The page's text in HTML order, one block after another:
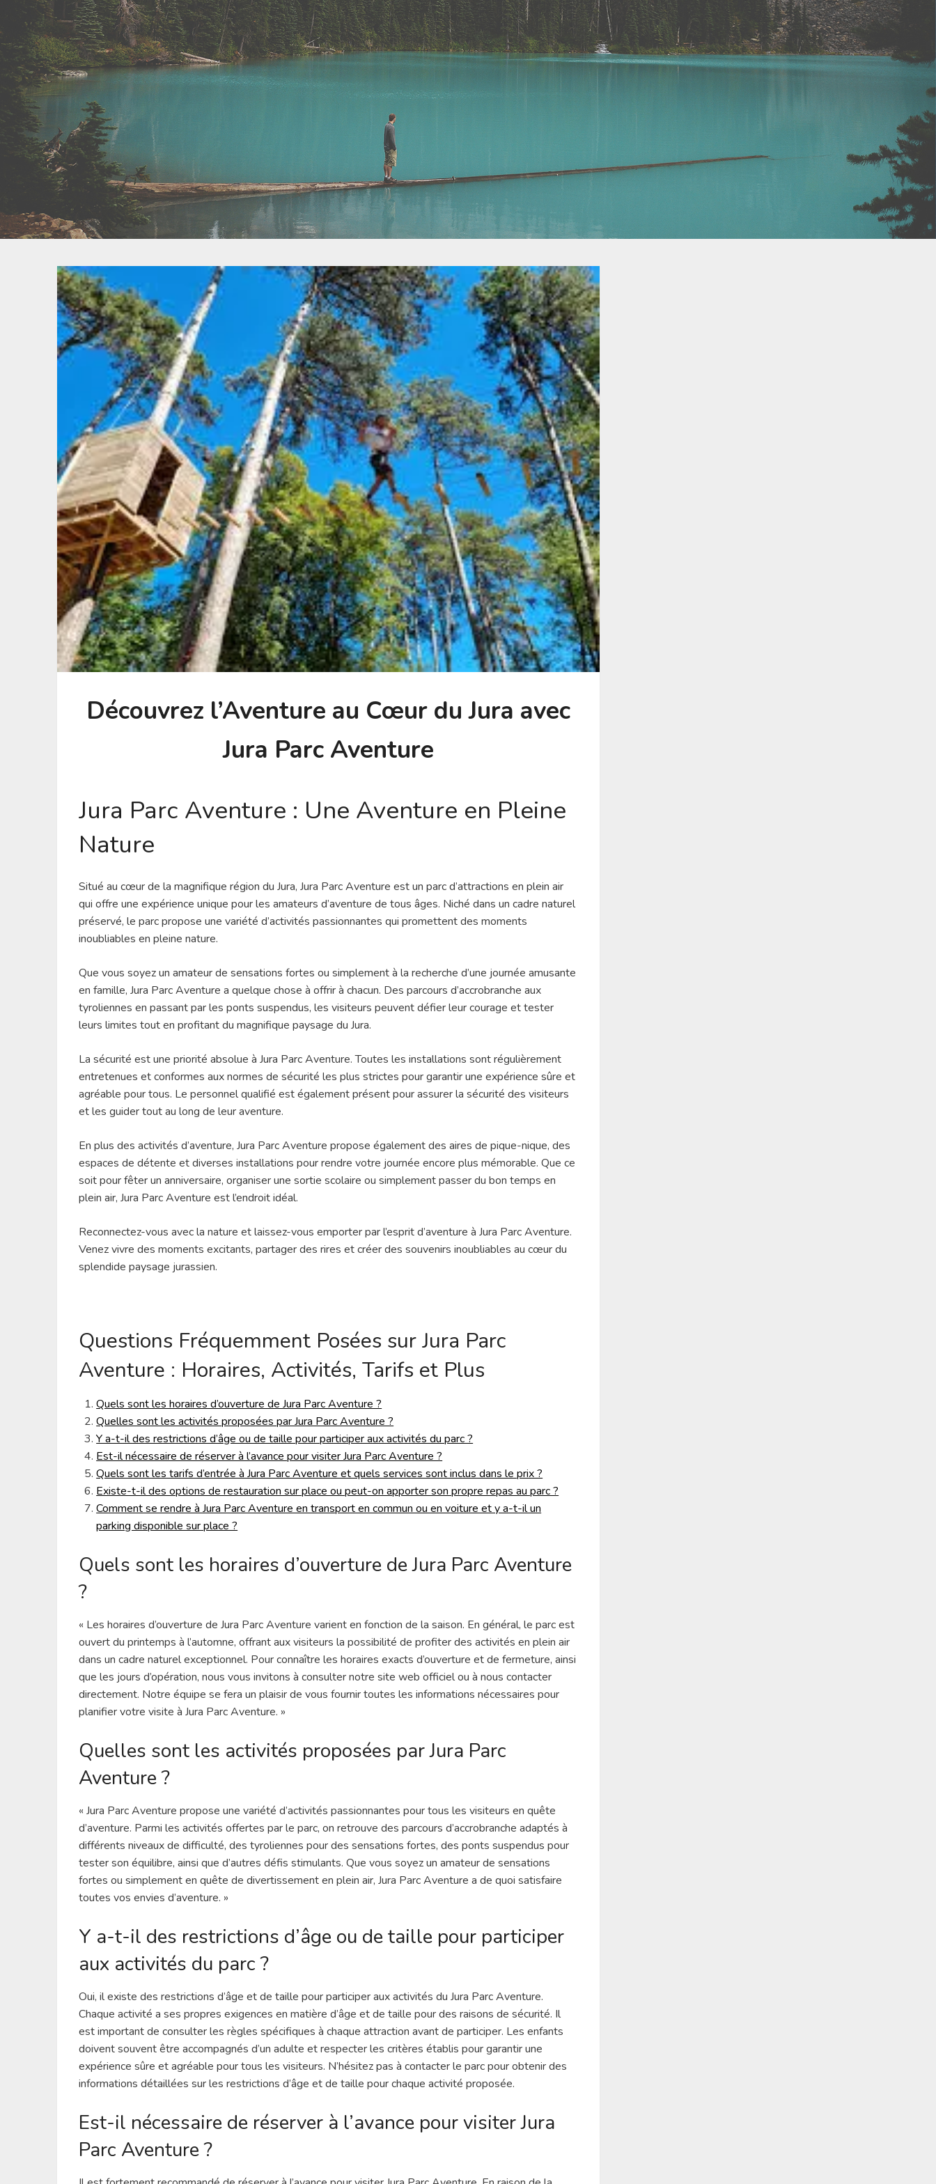
Découvrez l’Aventure au Cœur du Jura avec
Jura Parc Aventure
Jura Parc Aventure : Une Aventure en Pleine
Nature
Situé au cœur de la magnifique région du Jura, Jura Parc Aventure est un parc d’attractions en plein air
qui offre une expérience unique pour les amateurs d’aventure de tous âges. Niché dans un cadre naturel
préservé, le parc propose une variété d’activités passionnantes qui promettent des moments
inoubliables en pleine nature.
Que vous soyez un amateur de sensations fortes ou simplement à la recherche d’une journée amusante
en famille, Jura Parc Aventure a quelque chose à offrir à chacun. Des parcours d’accrobranche aux
tyroliennes en passant par les ponts suspendus, les visiteurs peuvent défier leur courage et tester
leurs limites tout en profitant du magnifique paysage du Jura.
La sécurité est une priorité absolue à Jura Parc Aventure. Toutes les installations sont régulièrement
entretenues et conformes aux normes de sécurité les plus strictes pour garantir une expérience sûre et
agréable pour tous. Le personnel qualifié est également présent pour assurer la sécurité des visiteurs
et les guider tout au long de leur aventure.
En plus des activités d’aventure, Jura Parc Aventure propose également des aires de pique-nique, des
espaces de détente et diverses installations pour rendre votre journée encore plus mémorable. Que ce
soit pour fêter un anniversaire, organiser une sortie scolaire ou simplement passer du bon temps en
plein air, Jura Parc Aventure est l’endroit idéal.
Reconnectez-vous avec la nature et laissez-vous emporter par l’esprit d’aventure à Jura Parc Aventure.
Venez vivre des moments excitants, partager des rires et créer des souvenirs inoubliables au cœur du
splendide paysage jurassien.
Questions Fréquemment Posées sur Jura Parc
Aventure : Horaires, Activités, Tarifs et Plus
Quels sont les horaires d’ouverture de Jura Parc Aventure ?
Quelles sont les activités proposées par Jura Parc Aventure ?
Y a-t-il des restrictions d’âge ou de taille pour participer aux activités du parc ?
Est-il nécessaire de réserver à l’avance pour visiter Jura Parc Aventure ?
Quels sont les tarifs d’entrée à Jura Parc Aventure et quels services sont inclus dans le prix ?
Existe-t-il des options de restauration sur place ou peut-on apporter son propre repas au parc ?
Comment se rendre à Jura Parc Aventure en transport en commun ou en voiture et y a-t-il un
parking disponible sur place ?
Quels sont les horaires d’ouverture de Jura Parc Aventure
?
« Les horaires d’ouverture de Jura Parc Aventure varient en fonction de la saison. En général, le parc est
ouvert du printemps à l’automne, offrant aux visiteurs la possibilité de profiter des activités en plein air
dans un cadre naturel exceptionnel. Pour connaître les horaires exacts d’ouverture et de fermeture, ainsi
que les jours d’opération, nous vous invitons à consulter notre site web officiel ou à nous contacter
directement. Notre équipe se fera un plaisir de vous fournir toutes les informations nécessaires pour
planifier votre visite à Jura Parc Aventure. »
Quelles sont les activités proposées par Jura Parc
Aventure ?
« Jura Parc Aventure propose une variété d’activités passionnantes pour tous les visiteurs en quête
d’aventure. Parmi les activités offertes par le parc, on retrouve des parcours d’accrobranche adaptés à
différents niveaux de difficulté, des tyroliennes pour des sensations fortes, des ponts suspendus pour
tester son équilibre, ainsi que d’autres défis stimulants. Que vous soyez un amateur de sensations
fortes ou simplement en quête de divertissement en plein air, Jura Parc Aventure a de quoi satisfaire
toutes vos envies d’aventure. »
Y a-t-il des restrictions d’âge ou de taille pour participer
aux activités du parc ?
Oui, il existe des restrictions d’âge et de taille pour participer aux activités du Jura Parc Aventure.
Chaque activité a ses propres exigences en matière d’âge et de taille pour des raisons de sécurité. Il
est important de consulter les règles spécifiques à chaque attraction avant de participer. Les enfants
doivent souvent être accompagnés d’un adulte et respecter les critères établis pour garantir une
expérience sûre et agréable pour tous les visiteurs. N’hésitez pas à contacter le parc pour obtenir des
informations détaillées sur les restrictions d’âge et de taille pour chaque activité proposée.
Est-il nécessaire de réserver à l’avance pour visiter Jura
Parc Aventure ?